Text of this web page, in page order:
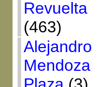
Revuelta
(463)
Alejandro
Mendoza